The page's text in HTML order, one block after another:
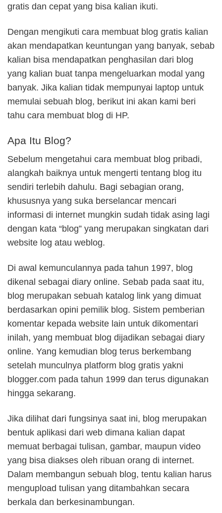
gratis dan cepat yang bisa kalian ikuti.
Dengan mengikuti cara membuat blog gratis kalian
akan mendapatkan keuntungan yang banyak, sebab
kalian bisa mendapatkan penghasilan dari blog
yang kalian buat tanpa mengeluarkan modal yang
banyak. Jika kalian tidak mempunyai laptop untuk
memulai sebuah blog, berikut ini akan kami beri
tahu cara membuat blog di HP.
Apa Itu Blog?
Sebelum mengetahui cara membuat blog pribadi,
alangkah baiknya untuk mengerti tentang blog itu
sendiri terlebih dahulu. Bagi sebagian orang,
khususnya yang suka berselancar mencari
informasi di internet mungkin sudah tidak asing lagi
dengan kata “blog” yang merupakan singkatan dari
website log atau weblog.
Di awal kemunculannya pada tahun 1997, blog
dikenal sebagai diary online. Sebab pada saat itu,
blog merupakan sebuah katalog link yang dimuat
berdasarkan opini pemilik blog. Sistem pemberian
komentar kepada website lain untuk dikomentari
inilah, yang membuat blog dijadikan sebagai diary
online. Yang kemudian blog terus berkembang
setelah munculnya platform blog gratis yakni
blogger.com pada tahun 1999 dan terus digunakan
hingga sekarang.
Jika dilihat dari fungsinya saat ini, blog merupakan
bentuk aplikasi dari web dimana kalian dapat
memuat berbagai tulisan, gambar, maupun video
yang bisa diakses oleh ribuan orang di internet.
Dalam membangun sebuah blog, tentu kalian harus
mengupload tulisan yang ditambahkan secara
berkala dan berkesinambungan.